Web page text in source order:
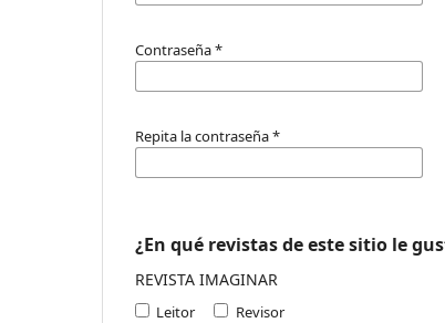
Contraseña*
Repita la contraseña*
¿En qué revistas de este sitio le
REVISTA IMAGINAR
Leitor Revisor